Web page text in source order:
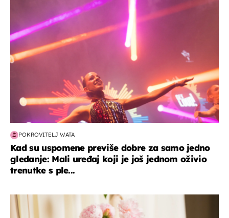
POKROVITELJ WATA
Kad su uspomene previše dobre za samo jedno
gledanje: Mali uređaj koji je još jednom oživio
trenutke s ple...
moda & ljepota